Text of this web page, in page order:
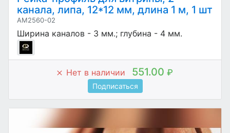
канала, липа, 12*12 мм, длина 1 м, 1 шт
AM2560-02
Ширина каналов - 3 мм.; глубина - 4 мм.
Нет в наличии 551.00 ₽
Подписаться